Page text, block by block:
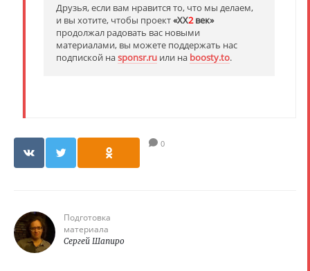
Друзья, если вам нравится то, что мы делаем,
и вы хотите, чтобы проект«XX2век»
продолжал радовать вас новыми
материалами, вы можете поддержать нас
подпиской наsponsr.ru или на boosty.to.
0
Подготовка
материала
Сергей Шапиро